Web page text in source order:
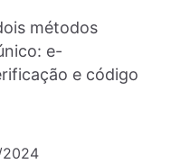
métodos
e-
e código
2024